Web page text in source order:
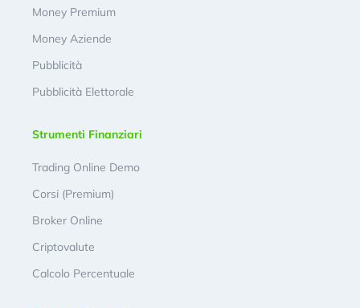
Money Premium
Money Aziende
Pubblicità
Pubblicità Elettorale
Strumenti Finanziari
Trading Online Demo
Corsi (Premium)
Broker Online
Criptovalute
Calcolo Percentuale